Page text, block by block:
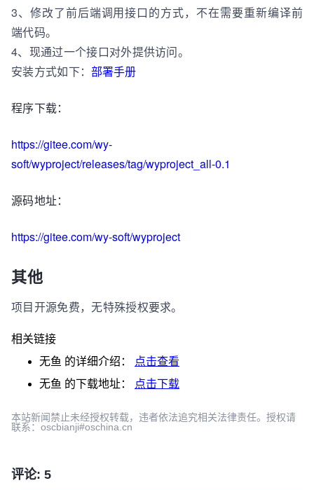
3、修改了前后端调用接口的方式，不在需要重新编译前
端代码。
4、现通过一个接口对外提供访问。
安装方式如下：部署手册
程序下载：
https://gitee.com/wy-
soft/wyproject/releases/tag/wyproject_all-0.1
源码地址：
https://gitee.com/wy-soft/wyproject
其他
项目开源免费，无特殊授权要求。
相关链接
无鱼 的详细介绍：
点击查看
无鱼 的下载地址： 点击下载
本站新闻禁止未经授权转载，违者依法追究相关法律责任。授权请
联系：oscbianji#oschina.cn
评论: 5